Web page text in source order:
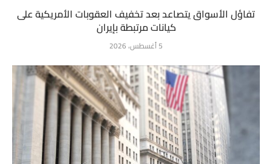
تفاؤل الأسواق يتصاعد بعد تخفيف العقوبات الأمريكية على
كيانات مرتبطة بإيران
5 أغسطس، 2026